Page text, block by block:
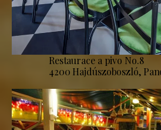
Restaurace a pivo No.8
4200 Hajdúszoboszló,